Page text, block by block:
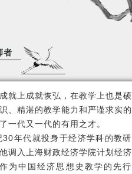
者
就上成就恢弘，在教学上也是硕
、精湛的教学能力和严谨求实的
一代又一代的有用之才。
年代就投身于经济学科的教研
调入上海财政经济学院计划经济
为中国经济思想史教学的先行